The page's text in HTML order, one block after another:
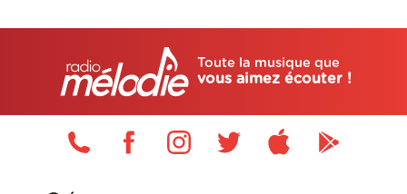
Toute la musique que
vous aimez écouter !